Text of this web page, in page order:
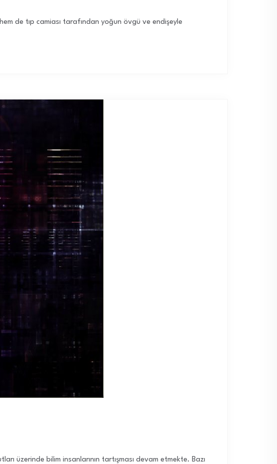
de tıp camiası tarafından yoğun övgü ve endişeyle
üzerinde bilim insanlarının tartışması devam etmekte. Bazı